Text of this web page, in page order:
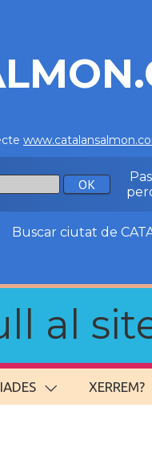
Buscar ciutat de
al
XERREM?